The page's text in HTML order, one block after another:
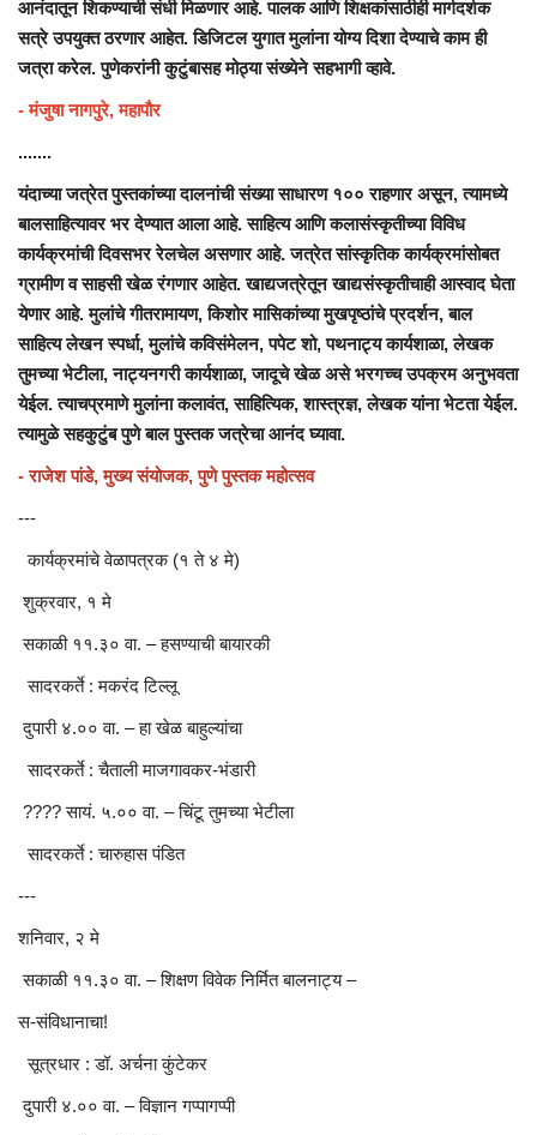
आनंदातून शिकण्याची संधी मिळणार आहे. पालक आणि शिक्षकांसाठीही मार्गदर्शक
सत्रे उपयुक्त ठरणार आहेत. डिजिटल युगात मुलांना योग्य दिशा देण्याचे काम ही
जत्रा करेल. पुणेकरांनी कुटुंबासह मोठ्या संख्येने सहभागी व्हावे.
- मंजुषा नागपुरे, महापौर
.......
यंदाच्या जत्रेत पुस्तकांच्या दालनांची संख्या साधारण १०० राहणार असून, त्यामध्ये
बालसाहित्यावर भर देण्यात आला आहे. साहित्य आणि कलासंस्कृतीच्या विविध
कार्यक्रमांची दिवसभर रेलचेल असणार आहे. जत्रेत सांस्कृतिक कार्यक्रमांसोबत
ग्रामीण व साहसी खेळ रंगणार आहेत. खाद्यजत्रेतून खाद्यसंस्कृतीचाही आस्वाद घेता
येणार आहे. मुलांचे गीतरामायण, किशोर मासिकांच्या मुखपृष्ठांचे प्रदर्शन, बाल
साहित्य लेखन स्पर्धा, मुलांचे कविसंमेलन, पपेट शो, पथनाट्य कार्यशाळा, लेखक
तुमच्या भेटीला, नाट्यनगरी कार्यशाळा, जादूचे खेळ असे भरगच्च उपक्रम अनुभवता
येईल. त्याचप्रमाणे मुलांना कलावंत, साहित्यिक, शास्त्रज्ञ, लेखक यांना भेटता येईल.
त्यामुळे सहकुटुंब पुणे बाल पुस्तक जत्रेचा आनंद घ्यावा.
- राजेश पांडे, मुख्य संयोजक, पुणे पुस्तक महोत्सव
---
कार्यक्रमांचे वेळापत्रक (१ ते ४ मे)
शुक्रवार, १ मे
सकाळी ११.३० वा. – हसण्याची बायारकी
सादरकर्ते : मकरंद टिल्लू
दुपारी ४.०० वा. – हा खेळ बाहुल्यांचा
सादरकर्ते : चैताली माजगावकर-भंडारी
???? सायं. ५.०० वा. – चिंटू तुमच्या भेटीला
सादरकर्ते : चारुहास पंडित
---
शनिवार, २ मे
सकाळी ११.३० वा. – शिक्षण विवेक निर्मित बालनाट्य –
स-संविधानाचा!
सूत्रधार : डॉ. अर्चना कुंटेकर
दुपारी ४.०० वा. – विज्ञान गप्पागप्पी